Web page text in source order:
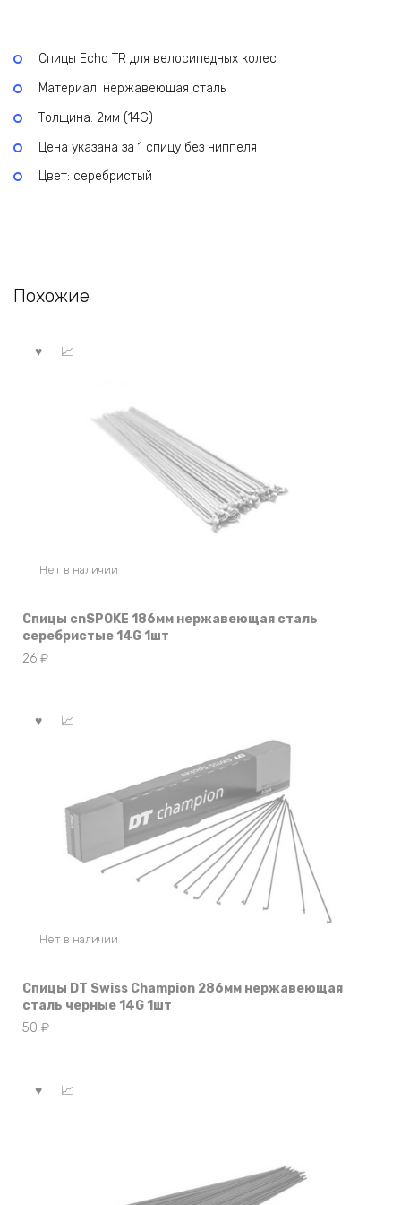
Спицы Echo TR для велосипедных колес
Материал: нержавеющая сталь
Толщина: 2мм (14G)
Цена указана за 1 спицу без ниппеля
Цвет: серебристый
Похожие
Нет в наличии
Спицы cnSPOKE 186мм нержавеющая сталь
серебристые 14G 1шт
26 ₽
Нет в наличии
Спицы DT Swiss Champion 286мм нержавеющая
сталь черные 14G 1шт
50 ₽